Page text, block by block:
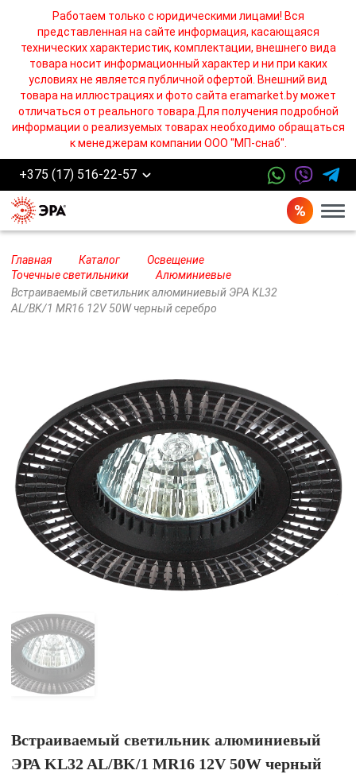
Работаем только с юридическими лицами! Вся
представленная на сайте информация, касающаяся
технических характеристик, комплектации, внешнего вида
товара носит информационный характер и ни при каких
условиях не является публичной офертой. Внешний вид
товара на иллюстрациях и фото сайта eramarket.by может
отличаться от реального товара.Для получения подробной
информации о реализуемых товарах необходимо обращаться
к менеджерам компании ООО "МП-снаб".
+375 (17) 516-22-57
Главная Каталог
Освещение
Точечные светильники
Алюминиевые
Встраиваемый светильник алюминиевый ЭРА KL32
AL/BK/1 MR16 12V 50W черный серебро
Встраиваемый светильник алюминиевый
ЭРА KL32 AL/BK/1 MR16 12V 50W черный